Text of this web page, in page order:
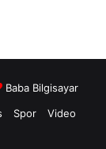
Baba Bilgisayar
Spor
Video